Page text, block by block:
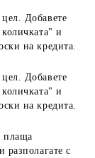
Добавете
и
на кредита.
Добавете
и
на кредита.
плаща
разполагате с